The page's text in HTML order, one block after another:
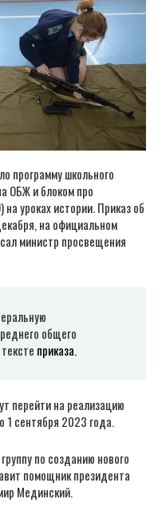
программу школьного
ОБЖ и блоком про
уроках истории. Приказ об
на официальном
министр просвещения
общего
приказа.
перейти на реализацию
1 сентября 2023 года.
по созданию нового
помощник президента
Мединский.